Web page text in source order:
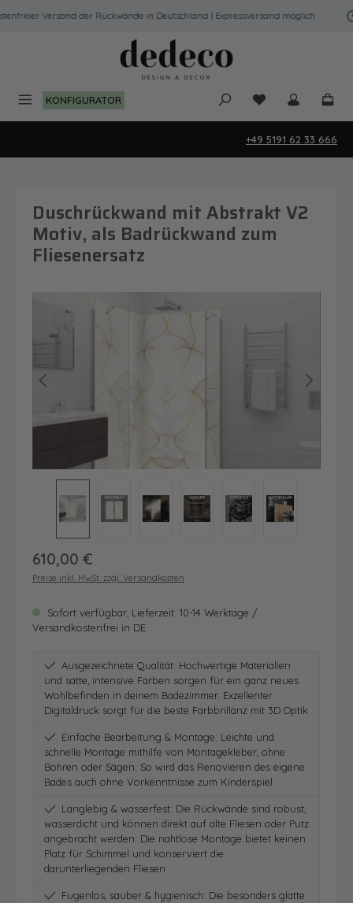
Zum Hauptinhalt springen
Versand der Rückwände in Deutschland | Expressversand möglich
KONFIGURATOR Du hast 0
+49 5191 62 33 666
Duschrückwand mit Abstrakt V2
Motiv, als Badrückwand zum
Fliesenersatz
Regulärer Preis:
610,00 €
Preise inkl. MwSt. zzgl. Versandkosten
Sofort verfügbar, Lieferzeit: 10-14 Werktage /
Versandkostenfrei in DE
Ausgezeichnete Qualität: Hochwertige Materialien
und satte, intensive Farben sorgen für ein ganz neues
Wohlbefinden in deinem Badezimmer. Exzellenter
Digitaldruck sorgt für die beste Farbbrillanz mit 3D Optik
Einfache Bearbeitung & Montage: Leichte und
schnelle Montage mithilfe von Montagekleber, ohne
Bohren oder Sägen. So wird das Renovieren des eigene
Bades auch ohne Vorkenntnisse zum Kinderspiel.
Langlebig & wasserfest: Die Rückwände sind robust,
wasserdicht und können direkt auf alte Fliesen oder Putz
angebracht werden. Die nahtlose Montage bietet keinen
Platz für Schimmel und konserviert die
darunterliegenden Fliesen
Fugenlos, sauber & hygienisch: Die besonders glatte